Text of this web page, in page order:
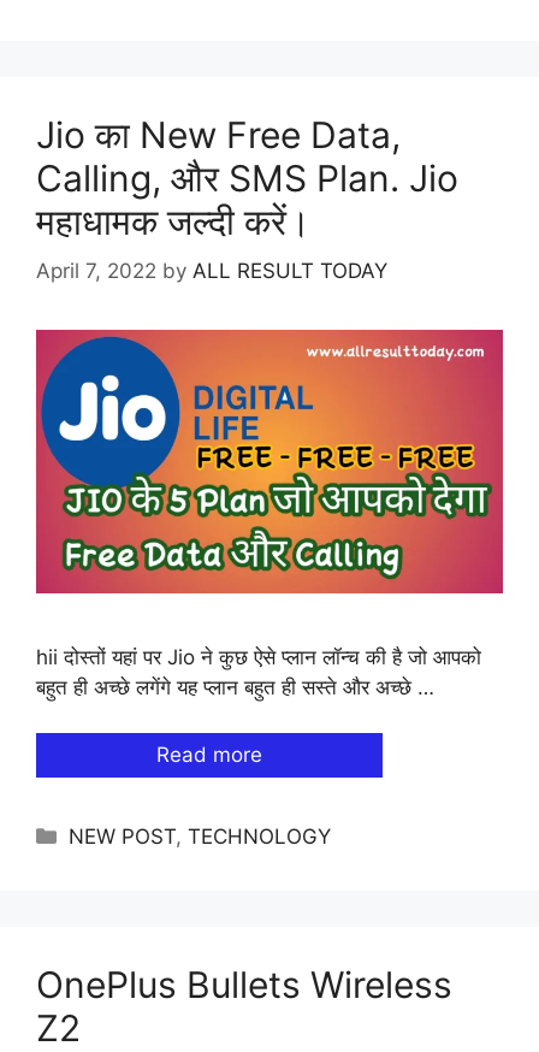
Jio का New Free Data,
Calling, और SMS Plan. Jio
महाधामक जल्दी करें।
April 7, 2022 by ALL RESULT TODAY
hii दोस्तों यहां पर Jio ने कुछ ऐसे प्लान लॉन्च की है जो आपको
बहुत ही अच्छे लगेंगे यह प्लान बहुत ही सस्ते और अच्छे …
Read more
Categories
NEW POST,TECHNOLOGY
OnePlus Bullets Wireless
Z2